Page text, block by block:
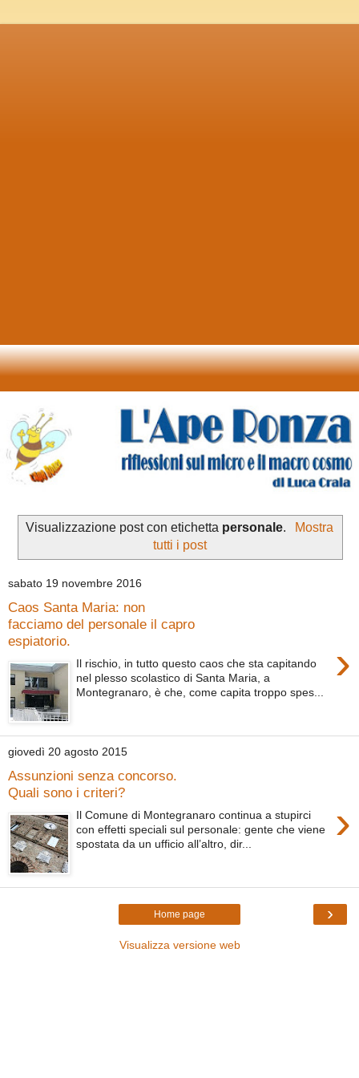
Visualizzazione post con etichetta personale.
Mostra
tutti i post
sabato 19 novembre 2016
Caos Santa Maria: non
facciamo del personale il capro
espiatorio.
›
Il rischio, in tutto questo caos che sta capitando
nel plesso scolastico di Santa Maria, a
Montegranaro, è che, come capita troppo spes...
giovedì 20 agosto 2015
Assunzioni senza concorso.
Quali sono i criteri?
›
Il Comune di Montegranaro continua a stupirci
con effetti speciali sul personale: gente che viene
spostata da un ufficio all’altro, dir...
›
Home page
Visualizza versione web